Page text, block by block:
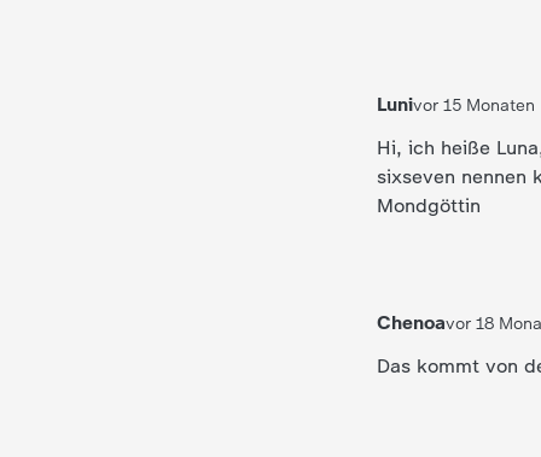
Lunivor 15 Monaten
Hi, ich heiße
sixseven nennen
Mondgöttin
Chenoavor 18
Das kommt von